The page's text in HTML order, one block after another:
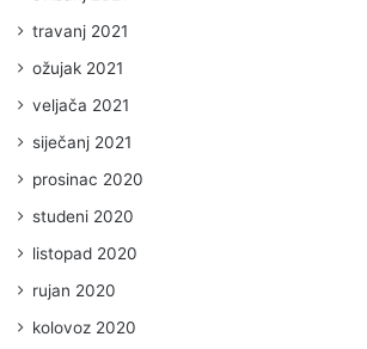
travanj 2021
ožujak 2021
veljača 2021
siječanj 2021
prosinac 2020
studeni 2020
listopad 2020
rujan 2020
kolovoz 2020